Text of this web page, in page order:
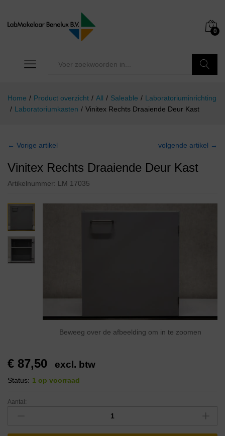
0
Home / Product overzicht / All / Saleable / Laboratoriuminrichting
/ Laboratoriumkasten / Vinitex Rechts Draaiende Deur Kast
← Vorige artikel volgende artikel →
Vinitex Rechts Draaiende Deur Kast
Artikelnummer: LM 17035
Beweeg over de afbeelding om in te zoomen
€ 87,50 excl. btw
Status: 1 op voorraad
Aantal: